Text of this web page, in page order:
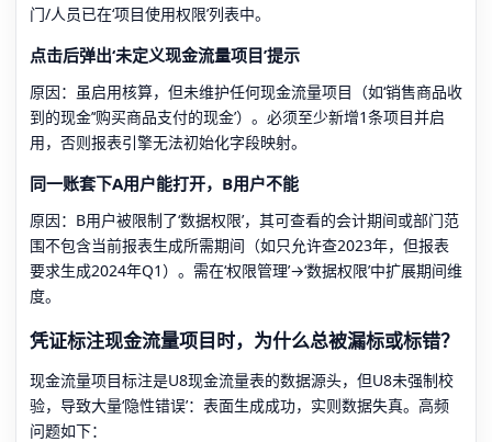
门/人员已在‘项目使用权限’列表中。
点击后弹出‘未定义现金流量项目’提示
原因：虽启用核算，但未维护任何现金流量项目（如‘销售商品收
到的现金’‘购买商品支付的现金’）。必须至少新增1条项目并启
用，否则报表引擎无法初始化字段映射。
同一账套下A用户能打开，B用户不能
原因：B用户被限制了‘数据权限’，其可查看的会计期间或部门范
围不包含当前报表生成所需期间（如只允许查2023年，但报表
要求生成2024年Q1）。需在‘权限管理’→‘数据权限’中扩展期间维
度。
凭证标注现金流量项目时，为什么总被漏标或标错？
现金流量项目标注是U8现金流量表的数据源头，但U8未强制校
验，导致大量‘隐性错误’：表面生成成功，实则数据失真。高频
问题如下：